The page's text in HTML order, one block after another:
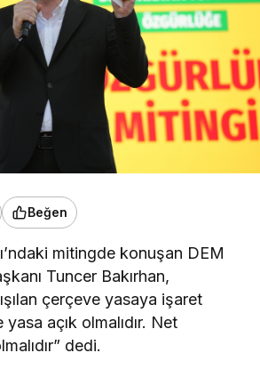
Beğen
mitingde konuşan DEM
Tuncer Bakırhan,
çerçeve yasaya işaret
açık olmalıdır. Net
dedi.